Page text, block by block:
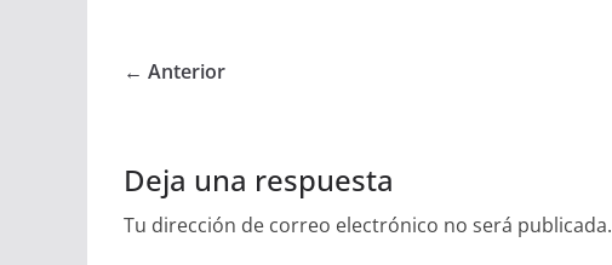
← Anterior
Deja una respuesta
Tu dirección de correo electrónico no será publicada.